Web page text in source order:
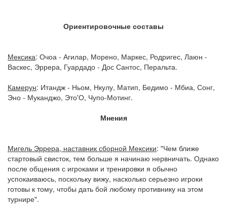
Ориентировочные составы
Мексика: Очоа - Агилар, Морено, Маркес, Родригес, Лаюн -
Васкес, Эррера, Гуардадо - Дос Сантос, Перальта.
Камерун: Итандж - Ньом, Нкулу, Матип, Бедимо - Мбиа, Сонг,
Эно - Муканджо, Это'О, Чупо-Мотинг.
Мнения
Мигель Эррера, наставник сборной Мексики: "Чем ближе
стартовый свисток, тем больше я начинаю нервничать. Однако
после общения с игроками и тренировки я обычно
успокаиваюсь, поскольку вижу, насколько серьезно игроки
готовы к тому, чтобы дать бой любому противнику на этом
турнире".